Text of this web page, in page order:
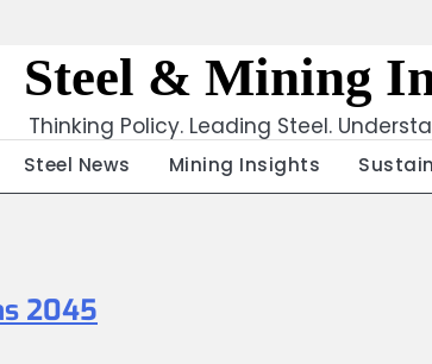
Steel & Mining
Thinking Policy. Leading Steel.
Steel News Mining Insights
2045